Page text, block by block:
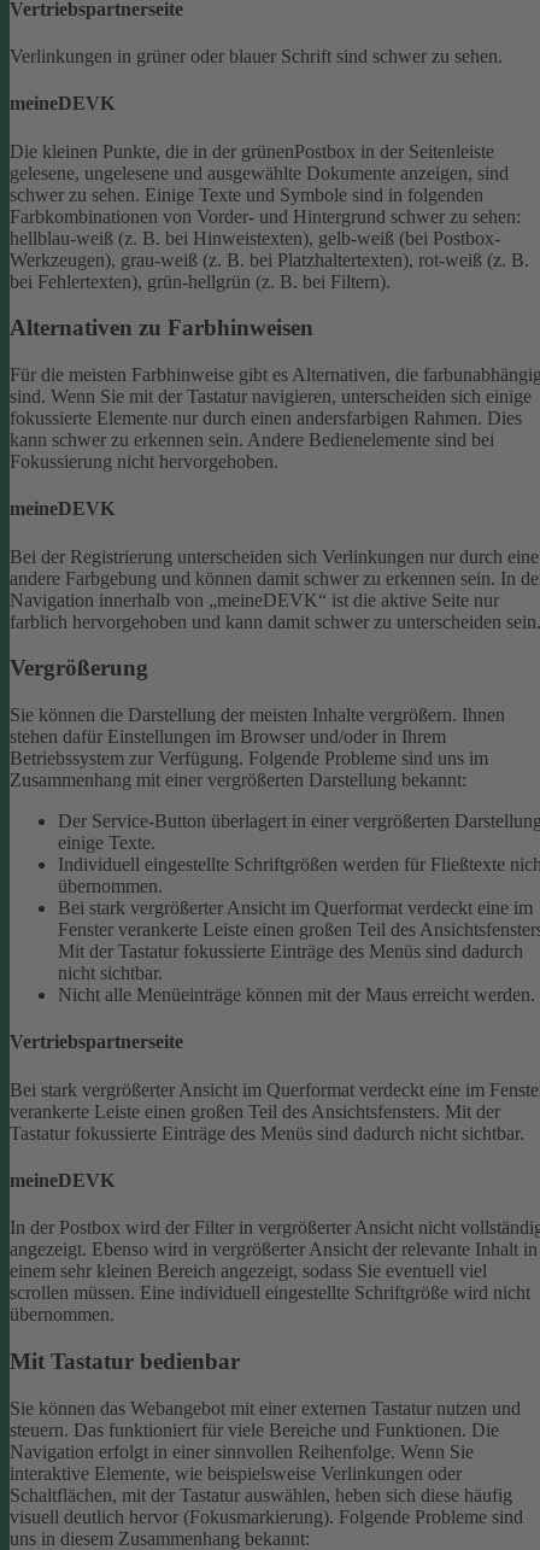
Vertriebspartnerseite
Verlinkungen in grüner oder blauer Schrift sind schwer zu sehen.
meineDEVK
Die kleinen Punkte, die in der grünenPostbox in der Seitenleiste
gelesene, ungelesene und ausgewählte Dokumente anzeigen, sind
schwer zu sehen. Einige Texte und Symbole sind in folgenden
Farbkombinationen von Vorder- und Hintergrund schwer zu sehen:
hellblau-weiß (z. B. bei Hinweistexten), gelb-weiß (bei Postbox-
Werkzeugen), grau-weiß (z. B. bei Platzhaltertexten), rot-weiß (z. B.
bei Fehlertexten), grün-hellgrün (z. B. bei Filtern).
Alternativen zu Farbhinweisen
Für die meisten Farbhinweise gibt es Alternativen, die
sind. Wenn Sie mit der Tastatur navigieren, unterscheiden sich einige
fokussierte Elemente nur durch einen andersfarbigen Rahmen. Dies
kann schwer zu erkennen sein. Andere Bedienelemente sind bei
Fokussierung nicht hervorgehoben.
meineDEVK
Bei der Registrierung unterscheiden sich Verlinkungen nur durch eine
andere Farbgebung und können damit schwer zu erkennen sein. In
Navigation innerhalb von „meineDEVK“ ist die aktive Seite nur
farblich hervorgehoben und kann damit schwer zu unterscheiden sein.
Vergrößerung
Sie können die Darstellung der meisten Inhalte vergrößern. Ihnen
stehen dafür Einstellungen im Browser und/oder in Ihrem
Betriebssystem zur Verfügung. Folgende Probleme sind uns im
Zusammenhang mit einer vergrößerten Darstellung bekannt:
Der Service-Button überlagert in einer vergrößerten
einige Texte.
Individuell eingestellte Schriftgrößen werden für Fließtexte
übernommen.
Bei stark vergrößerter Ansicht im Querformat verdeckt eine im
Fenster verankerte Leiste einen großen Teil des
Mit der Tastatur fokussierte Einträge des Menüs sind dadurch
nicht sichtbar.
Nicht alle Menüeinträge können mit der Maus erreicht werden.
Vertriebspartnerseite
Bei stark vergrößerter Ansicht im Querformat verdeckt eine im
verankerte Leiste einen großen Teil des Ansichtsfensters. Mit der
Tastatur fokussierte Einträge des Menüs sind dadurch nicht sichtbar.
meineDEVK
In der Postbox wird der Filter in vergrößerter Ansicht nicht
angezeigt. Ebenso wird in vergrößerter Ansicht der relevante Inhalt in
einem sehr kleinen Bereich angezeigt, sodass Sie eventuell viel
scrollen müssen. Eine individuell eingestellte Schriftgröße wird nicht
übernommen.
Mit Tastatur bedienbar
Sie können das Webangebot mit einer externen Tastatur nutzen und
steuern. Das funktioniert für viele Bereiche und Funktionen. Die
Navigation erfolgt in einer sinnvollen Reihenfolge. Wenn Sie
interaktive Elemente, wie beispielsweise Verlinkungen oder
Schaltflächen, mit der Tastatur auswählen, heben sich diese häufig
visuell deutlich hervor (Fokusmarkierung). Folgende Probleme sind
uns in diesem Zusammenhang bekannt: